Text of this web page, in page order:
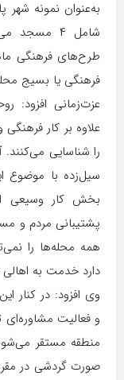
شامل ۴
طرح‌های فرهنگی
فرهنگی یا بسیج
عزت‌زمانی افزود:
علاوه بر کار
را شناسایی
سیل‌زده با موضوع
بخش کار وسیعی
پشتیبانی مردم و
همه محله‌ها را
دارد خدمت به
وی افزود: در کنار
و فعالیت
منطقه مستقر
صورت گردشی در